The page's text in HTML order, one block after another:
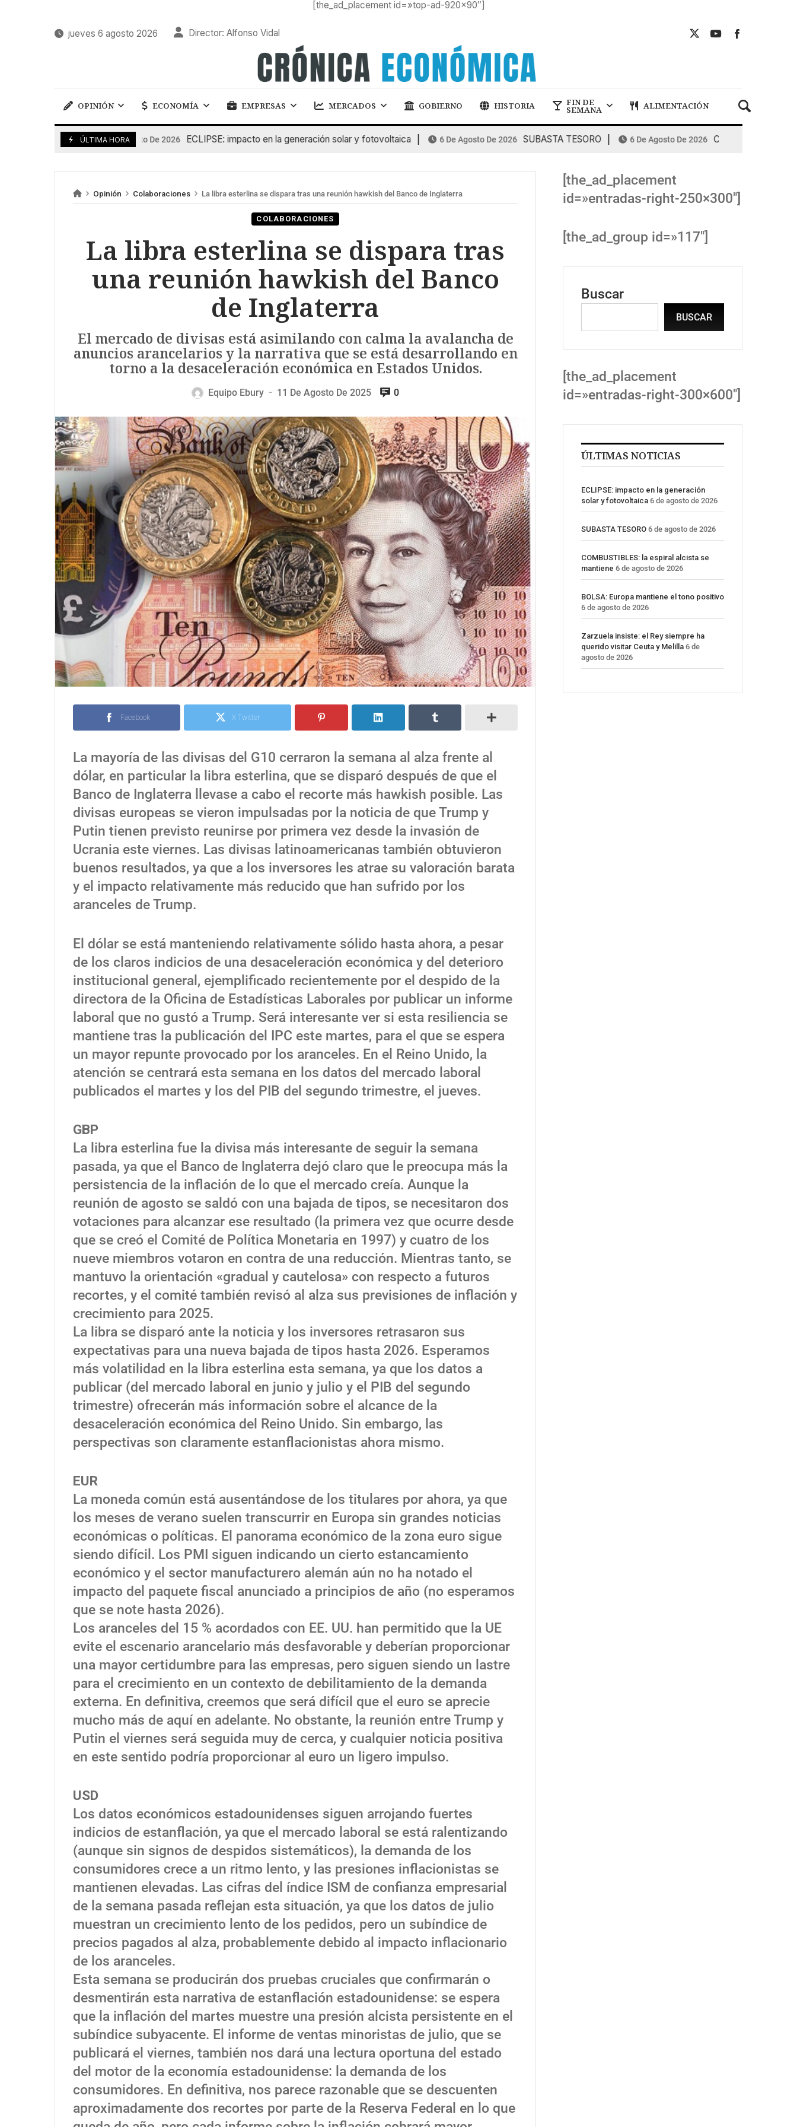
[the_ad_placement id=»top-ad-920×90″]
jueves 6 agosto 2026 Director: Alfonso Vidal
OPINIÓN ECONOMÍA EMPRESAS MERCADOS GOBIERNO HISTORIA FIN DE
SEMANA ALIMENTACIÓN
ÚLTIMA HORA
6 De Agosto De 2026 ECLIPSE: impacto en la generación solar y fotovoltaica 6 De Agosto De 2026 SUBASTA TESORO 6 De Agosto De 2026 COMBUSTIBLES: la
Opinión Colaboraciones La libra esterlina se dispara tras una reunión hawkish del Banco de Inglaterra
COLABORACIONES
La libra esterlina se dispara tras
una reunión hawkish del Banco
de Inglaterra
El mercado de divisas está asimilando con calma la avalancha de
anuncios arancelarios y la narrativa que se está desarrollando en
torno a la desaceleración económica en Estados Unidos.
Equipo Ebury — 11 De Agosto De 2025 0
Facebook X Twitter
La mayoría de las divisas del G10 cerraron la semana al alza frente al
dólar, en particular la libra esterlina, que se disparó después de que el
Banco de Inglaterra llevase a cabo el recorte más hawkish posible. Las
divisas europeas se vieron impulsadas por la noticia de que Trump y
Putin tienen previsto reunirse por primera vez desde la invasión de
Ucrania este viernes. Las divisas latinoamericanas también obtuvieron
buenos resultados, ya que a los inversores les atrae su valoración barata
y el impacto relativamente más reducido que han sufrido por los
aranceles de Trump.
El dólar se está manteniendo relativamente sólido hasta ahora, a pesar
de los claros indicios de una desaceleración económica y del deterioro
institucional general, ejemplificado recientemente por el despido de la
directora de la Oficina de Estadísticas Laborales por publicar un informe
laboral que no gustó a Trump. Será interesante ver si esta resiliencia se
mantiene tras la publicación del IPC este martes, para el que se espera
un mayor repunte provocado por los aranceles. En el Reino Unido, la
atención se centrará esta semana en los datos del mercado laboral
publicados el martes y los del PIB del segundo trimestre, el jueves.
GBP
La libra esterlina fue la divisa más interesante de seguir la semana
pasada, ya que el Banco de Inglaterra dejó claro que le preocupa más la
persistencia de la inflación de lo que el mercado creía. Aunque la
reunión de agosto se saldó con una bajada de tipos, se necesitaron dos
votaciones para alcanzar ese resultado (la primera vez que ocurre desde
que se creó el Comité de Política Monetaria en 1997) y cuatro de los
nueve miembros votaron en contra de una reducción. Mientras tanto, se
mantuvo la orientación «gradual y cautelosa» con respecto a futuros
recortes, y el comité también revisó al alza sus previsiones de inflación y
crecimiento para 2025.
La libra se disparó ante la noticia y los inversores retrasaron sus
expectativas para una nueva bajada de tipos hasta 2026. Esperamos
más volatilidad en la libra esterlina esta semana, ya que los datos a
publicar (del mercado laboral en junio y julio y el PIB del segundo
trimestre) ofrecerán más información sobre el alcance de la
desaceleración económica del Reino Unido. Sin embargo, las
perspectivas son claramente estanflacionistas ahora mismo.
EUR
La moneda común está ausentándose de los titulares por ahora, ya que
los meses de verano suelen transcurrir en Europa sin grandes noticias
económicas o políticas. El panorama económico de la zona euro sigue
siendo difícil. Los PMI siguen indicando un cierto estancamiento
económico y el sector manufacturero alemán aún no ha notado el
impacto del paquete fiscal anunciado a principios de año (no esperamos
que se note hasta 2026).
Los aranceles del 15 % acordados con EE. UU. han permitido que la UE
evite el escenario arancelario más desfavorable y deberían proporcionar
una mayor certidumbre para las empresas, pero siguen siendo un lastre
para el crecimiento en un contexto de debilitamiento de la demanda
externa. En definitiva, creemos que será difícil que el euro se aprecie
mucho más de aquí en adelante. No obstante, la reunión entre Trump y
Putin el viernes será seguida muy de cerca, y cualquier noticia positiva
en este sentido podría proporcionar al euro un ligero impulso.
USD
Los datos económicos estadounidenses siguen arrojando fuertes
indicios de estanflación, ya que el mercado laboral se está ralentizando
(aunque sin signos de despidos sistemáticos), la demanda de los
consumidores crece a un ritmo lento, y las presiones inflacionistas se
mantienen elevadas. Las cifras del índice ISM de confianza empresarial
de la semana pasada reflejan esta situación, ya que los datos de julio
muestran un crecimiento lento de los pedidos, pero un subíndice de
precios pagados al alza, probablemente debido al impacto inflacionario
de los aranceles.
Esta semana se producirán dos pruebas cruciales que confirmarán o
desmentirán esta narrativa de estanflación estadounidense: se espera
que la inflación del martes muestre una presión alcista persistente en el
subíndice subyacente. El informe de ventas minoristas de julio, que se
publicará el viernes, también nos dará una lectura oportuna del estado
del motor de la economía estadounidense: la demanda de los
consumidores. En definitiva, nos parece razonable que se descuenten
aproximadamente dos recortes por parte de la Reserva Federal en lo que
[the_ad_placement
id=»entradas-right-250×300″]
[the_ad_group id=»117″]
Buscar
BUSCAR
[the_ad_placement
id=»entradas-right-300×600″]
ÚLTIMAS NOTICIAS
ECLIPSE: impacto en la generación
solar y fotovoltaica 6 de agosto de 2026
SUBASTA TESORO 6 de agosto de 2026
COMBUSTIBLES: la espiral alcista se
mantiene 6 de agosto de 2026
BOLSA: Europa mantiene el tono positivo
6 de agosto de 2026
Zarzuela insiste: el Rey siempre ha
querido visitar Ceuta y Melilla 6 de
agosto de 2026